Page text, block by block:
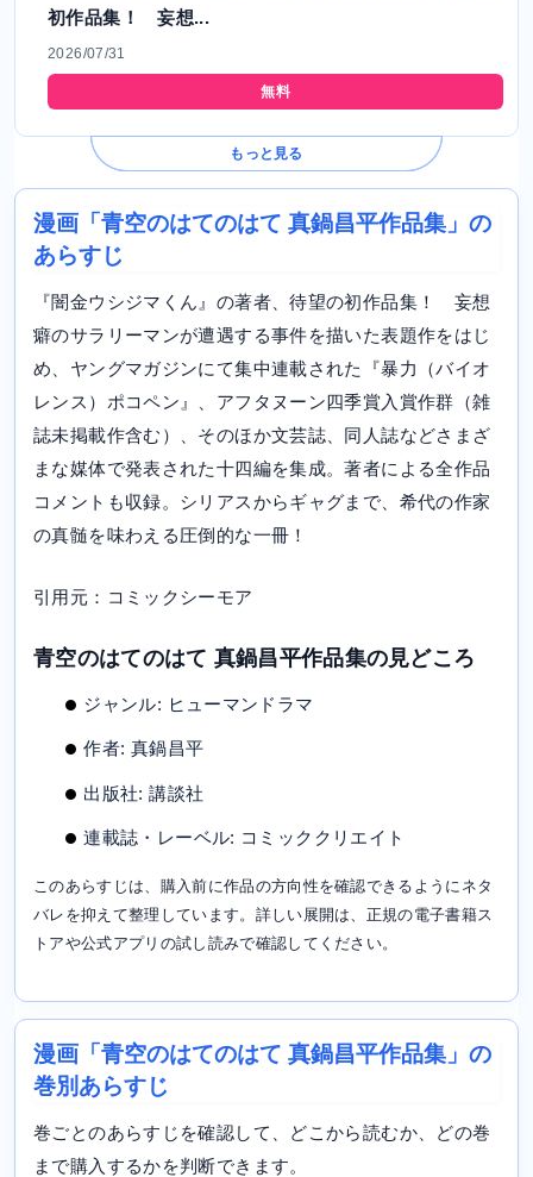
初作品集！ 妄想...
2026/07/31
無料
もっと見る
漫画「青空のはてのはて 真鍋昌平作品集」の
あらすじ
『闇金ウシジマくん』の著者、待望の初作品集！ 妄想
癖のサラリーマンが遭遇する事件を描いた表題作をはじ
め、ヤングマガジンにて集中連載された『暴力（バイオ
レンス）ポコペン』、アフタヌーン四季賞入賞作群（雑
誌未掲載作含む）、そのほか文芸誌、同人誌などさまざ
まな媒体で発表された十四編を集成。著者による全作品
コメントも収録。シリアスからギャグまで、希代の作家
の真髄を味わえる圧倒的な一冊！
引用元：コミックシーモア
青空のはてのはて 真鍋昌平作品集の見どころ
ジャンル: ヒューマンドラマ
作者: 真鍋昌平
出版社: 講談社
連載誌・レーベル: コミッククリエイト
このあらすじは、購入前に作品の方向性を確認できるようにネタ
バレを抑えて整理しています。詳しい展開は、正規の電子書籍ス
トアや公式アプリの試し読みで確認してください。
漫画「青空のはてのはて 真鍋昌平作品集」の
巻別あらすじ
巻ごとのあらすじを確認して、どこから読むか、どの巻
まで購入するかを判断できます。